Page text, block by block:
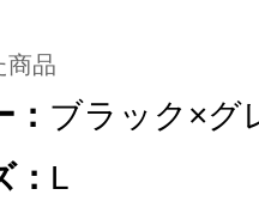
商品
ブラック×グ
L